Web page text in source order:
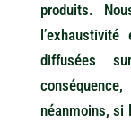
produits.
diffusées
néanmoins, si